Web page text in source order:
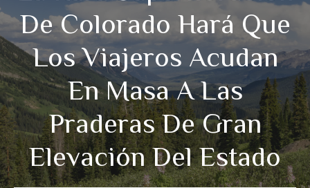
De Colorado Hará Que
Los Viajeros Acudan
En Masa A Las
Praderas De Gran
Elevación Del Estado